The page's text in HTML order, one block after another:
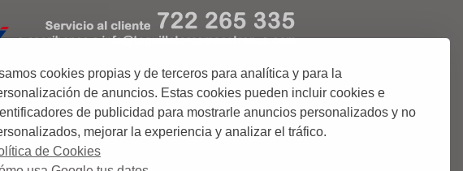
cookies propias y de terceros para analítica y para la
de anuncios. Estas cookies pueden incluir cookies e
de publicidad para mostrarle anuncios personalizados y no
mejorar la experiencia y analizar el tráfico.
de Cookies
Política de Cookies Condiciones de Uso
de entradas, tickets o abonos de Corridas de Toros;.
gama amplia de ciudades donde podrás comprar tus entradas.